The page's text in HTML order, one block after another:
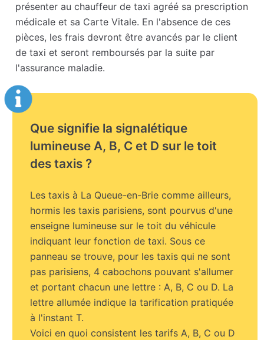
présenter au chauffeur de taxi agréé sa prescription
médicale et sa Carte Vitale. En l'absence de ces
pièces, les frais devront être avancés par le client
de taxi et seront remboursés par la suite par
l'assurance maladie.
Que signifie la signalétique
lumineuse A, B, C et D sur le toit
des taxis ?
Les taxis à La Queue-en-Brie comme ailleurs,
hormis les taxis parisiens, sont pourvus d'une
enseigne lumineuse sur le toit du véhicule
indiquant leur fonction de taxi. Sous ce
panneau se trouve, pour les taxis qui ne sont
pas parisiens, 4 cabochons pouvant s'allumer
et portant chacun une lettre : A, B, C ou D. La
lettre allumée indique la tarification pratiquée
à l'instant T.
Voici en quoi consistent les tarifs A, B, C ou D